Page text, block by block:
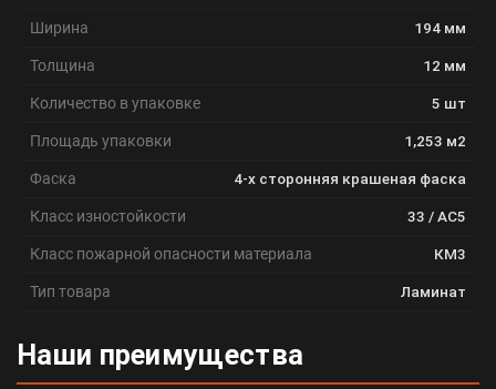
Ширина 194 мм
Толщина 12 мм
Количество в упаковке 5 шт
Площадь упаковки 1,253 м2
Фаска 4-х сторонняя крашеная фаска
Класс изностойкости 33 / АС5
Класс пожарной опасности материала КМ3
Тип товара Ламинат
Наши преимущества